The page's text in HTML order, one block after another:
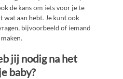
de kans om iets voor je te
wat aan hebt. Je kunt ook
bijvoorbeeld of iemand
jij nodig na het
baby?